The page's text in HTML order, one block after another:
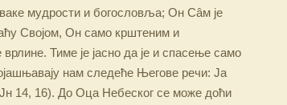
мудрости и богословља; Он Сâм је
Својом, Он само крштеним и
Тиме је јасно да је и спасење само
нам следеће Његове речи: Ја
14, 16). До Оца Небеског се може доћи